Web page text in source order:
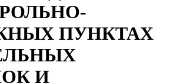
ПУНКТАХ
И